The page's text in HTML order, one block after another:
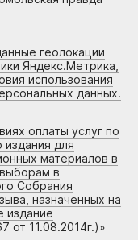
геолокации
Яндекс.Метрика,
использования
данных.
оплаты услуг по
для
материалов в
в
Собрания
назначенных на
издание
11.08.2014г.)»